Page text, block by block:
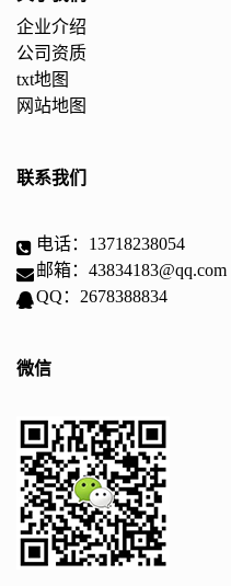
企业介绍
公司资质
txt地图
网站地图
联系我们
电话：13718238054
邮箱：43834183@qq.com
QQ：2678388834
微信